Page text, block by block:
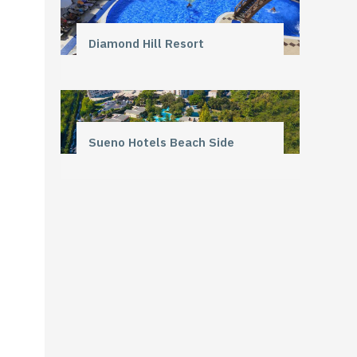
Diamond Hill Resort
Sueno Hotels Beach Side